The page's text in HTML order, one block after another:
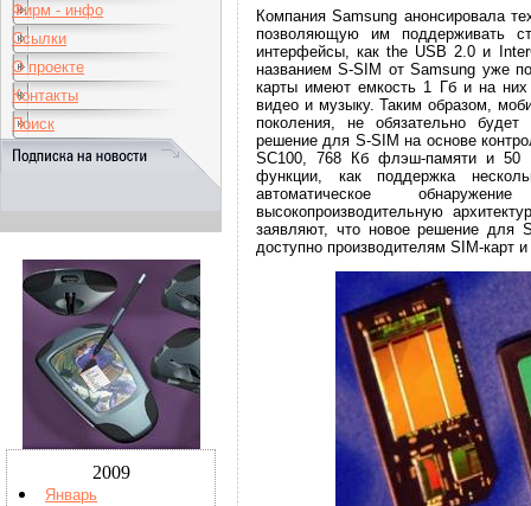
Фирм - инфо
Ссылки
О проекте
Контакты
Поиск
2009
Январь
Компания Samsung анонсировала
позволяющую им поддерживать
интерфейсы, как the USB 2.0 и
названием S-SIM от Samsung уже
карты имеют емкость 1 Гб и на
видео и музыку. Таким образом,
поколения, не обязательно
решение для S-SIM на основе
SC100, 768 Кб флэш-памяти и 50
функции, как поддержка
автоматическое
высокопроизводительную
заявляют, что новое решение для
доступно производителям SIM-карт